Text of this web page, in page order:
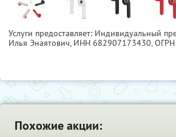
Услуги предоставляет: Индивидуальный
Илья Энаятович, ИНН 682907173430,
Похожие акции: